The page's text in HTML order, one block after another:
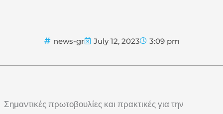
news-gr July 12, 2023 3:09 pm
Σημαντικές πρωτοβουλίες και πρακτικές για την